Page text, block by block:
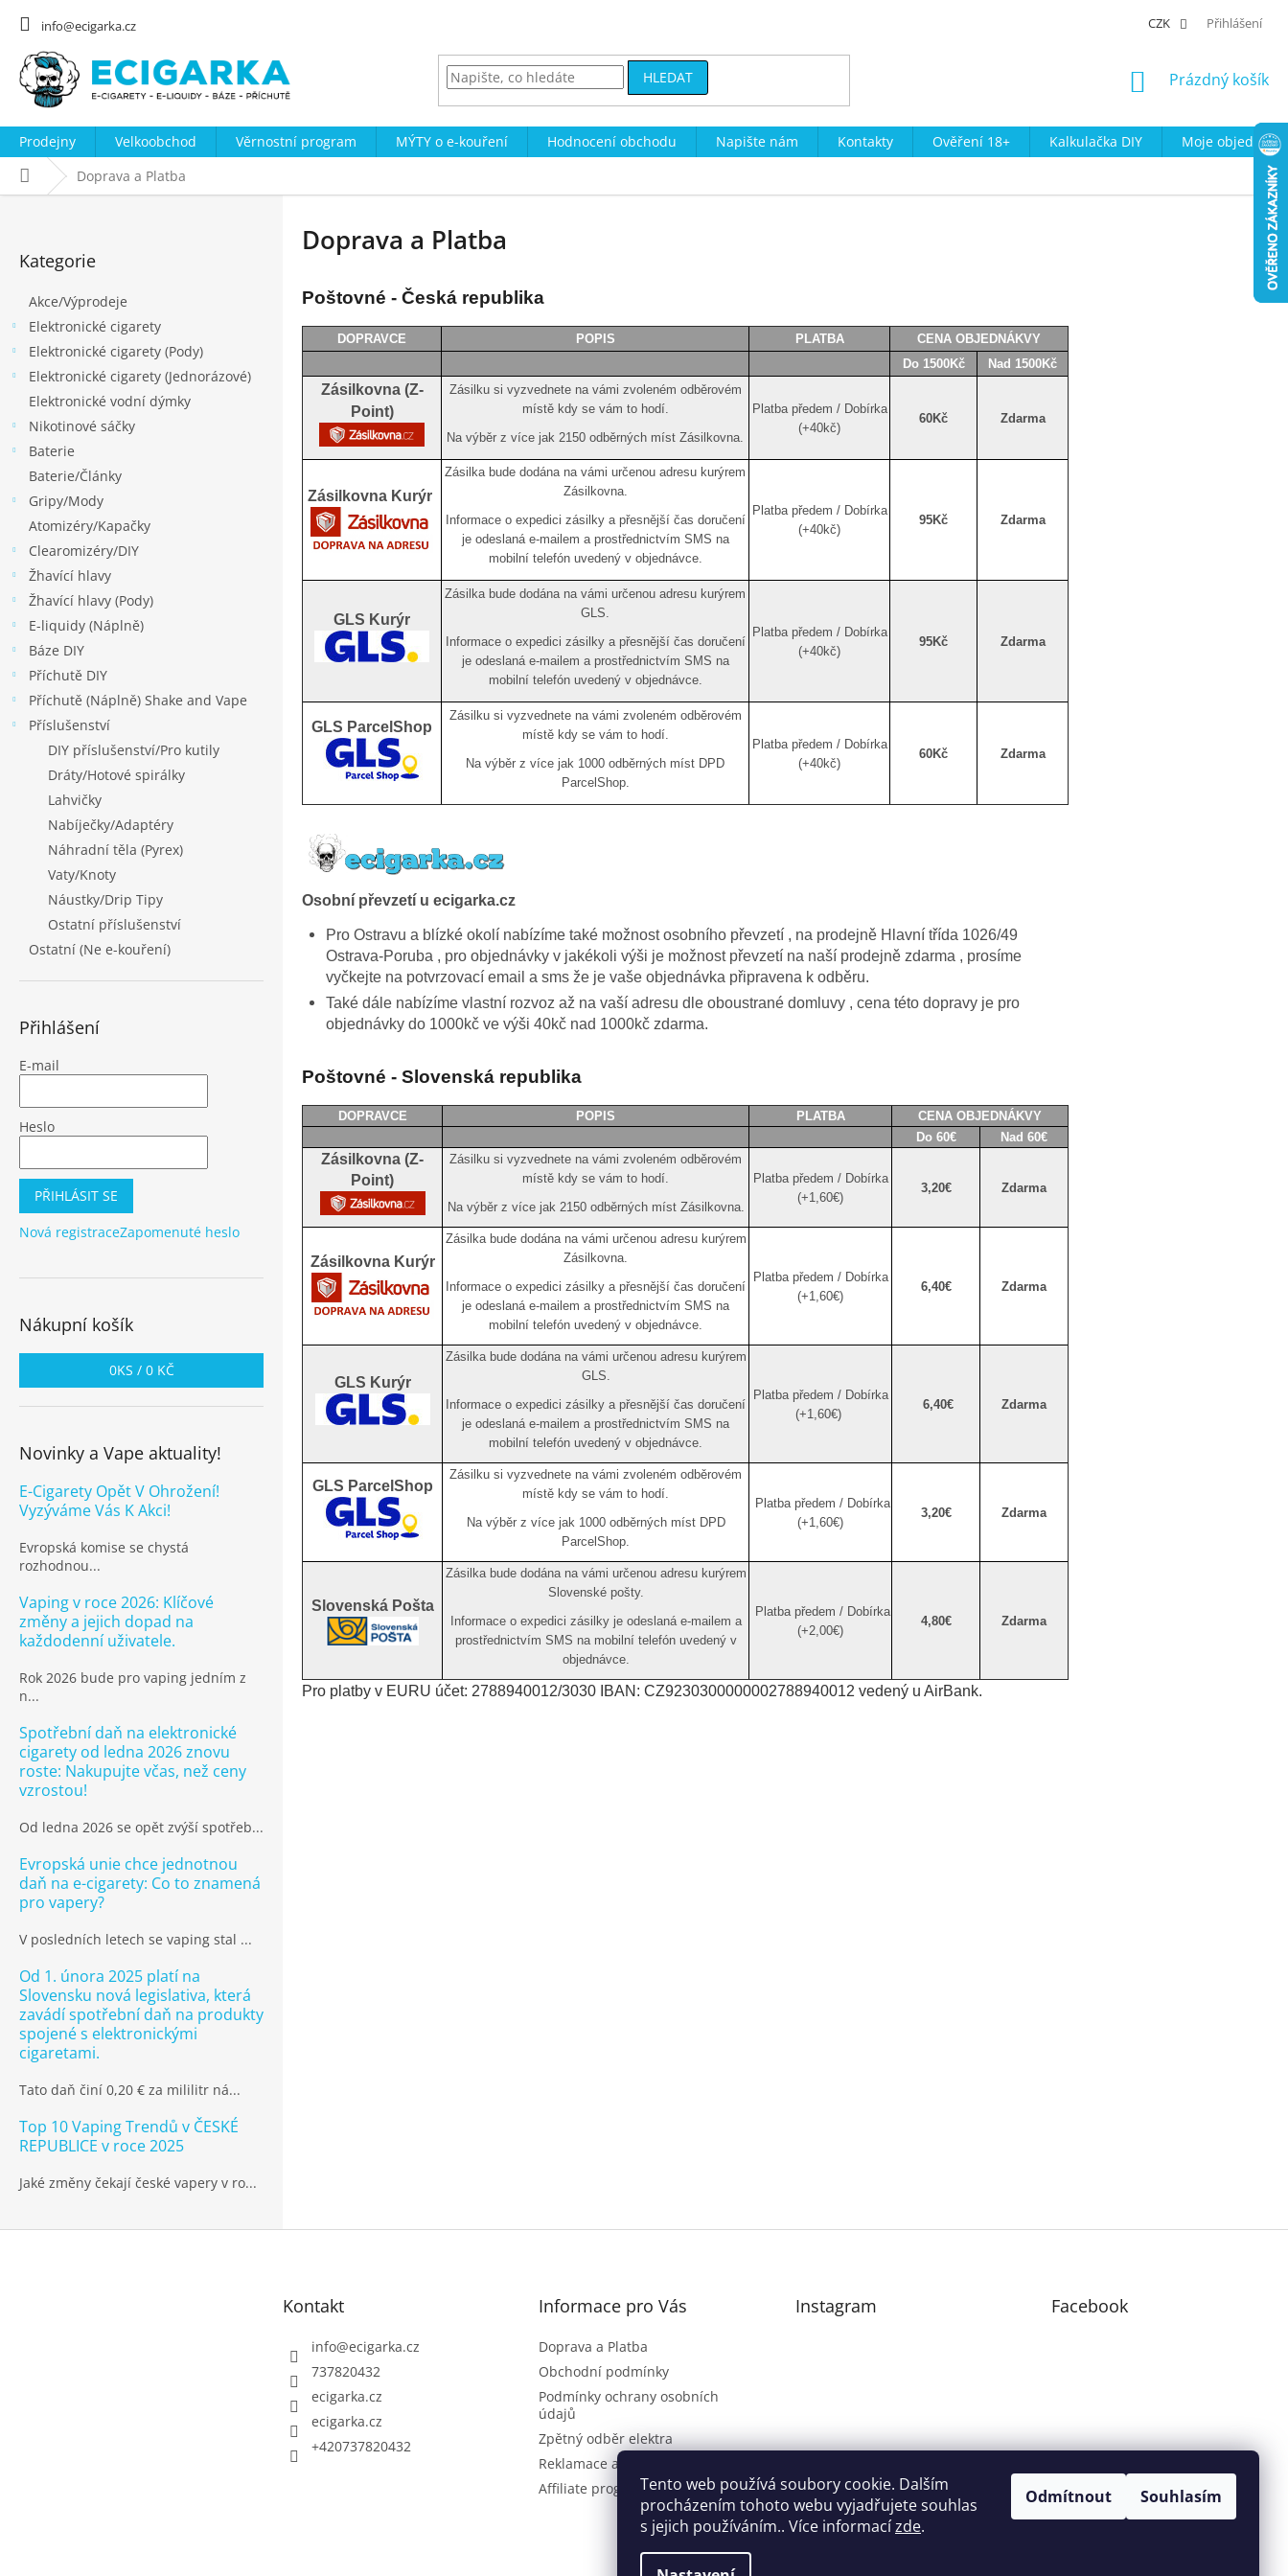
Tento web používá soubory cookie. Dalším
procházením tohoto webu vyjadřujete souhlas
s jejich používáním.. Více informacízde.
Odmítnout Souhlasím
info@ecigarka.cz CZK Přihlášení
HLEDAT
NÁKUPNÍ
Prázdný košík
Prodejny Velkoobchod Věrnostní program MÝTY o e-kouření Hodnocení obchodu Napište nám Kontakty Ověření 18+ Kalkulačka DIY
Moje
Domů Doprava a Platba
kategorie
Kategorie
Akce/Výprodeje
Elektronické cigarety
Elektronické cigarety (Pody)
Elektronické cigarety (Jednorázové)
Elektronické vodní dýmky
Nikotinové sáčky
Baterie
Baterie/Články
Gripy/Mody
Atomizéry/Kapačky
Clearomizéry/DIY
Žhavící hlavy
Žhavící hlavy (Pody)
E-liquidy (Náplně)
Báze DIY
Příchutě DIY
Příchutě (Náplně) Shake and Vape
Příslušenství
DIY příslušenství/Pro kutily
Dráty/Hotové spirálky
Lahvičky
Nabíječky/Adaptéry
Náhradní těla (Pyrex)
Vaty/Knoty
Náustky/Drip Tipy
Ostatní příslušenství
Ostatní (Ne e-kouření)
Přihlášení
E-mail
Heslo
PŘIHLÁSIT SE
Nová registraceZapomenuté heslo
Nákupní košík
0KS / 0 KČ
Novinky a Vape aktuality!
E-Cigarety Opět V Ohrožení!
Vyzýváme Vás K Akci!
Evropská komise se chystá
rozhodnou...
Vaping v roce 2026: Klíčové
změny a jejich dopad na
každodenní uživatele.
Rok 2026 bude pro vaping jedním z
n...
Spotřební daň na elektronické
cigarety od ledna 2026 znovu
roste: Nakupujte včas, než ceny
vzrostou!
Od ledna 2026 se opět zvýší spotřeb...
Evropská unie chce jednotnou
daň na e-cigarety: Co to znamená
pro vapery?
V posledních letech se vaping stal ...
Od 1. února 2025 platí na
Slovensku nová legislativa, která
zavádí spotřební daň na produkty
spojené s elektronickými
cigaretami.
Tato daň činí 0,20 € za mililitr ná...
Top 10 Vaping Trendů v ČESKÉ
REPUBLICE v roce 2025
Jaké změny čekají české vapery v ro...
Doprava a Platba
Poštovné - Česká republika
DOPRAVCE POPIS PLATBA
CENA OBJEDNÁKVY
Do 1500Kč
Nad 1500Kč
Zásilkovna (Z-
Point)
Zásilku si vyzvednete na vámi zvoleném odběrovém
místě kdy se vám to hodí.
Na výběr z více jak 2150 odběrných míst Zásilkovna.
Platba předem / Dobírka
(+40kč)
60Kč Zdarma
Zásilkovna Kurýr
Zásilka bude dodána na vámi určenou adresu kurýrem
Zásilkovna.
Informace o expedici zásilky a přesnější čas doručení
je odeslaná e-mailem a prostřednictvím SMS na
mobilní telefón uvedený v objednávce.
Platba předem / Dobírka
(+40kč)
95Kč Zdarma
GLS Kurýr
Zásilka bude dodána na vámi určenou adresu kurýrem
GLS.
Informace o expedici zásilky a přesnější čas doručení
je odeslaná e-mailem a prostřednictvím SMS na
mobilní telefón uvedený v objednávce.
Platba předem / Dobírka
(+40kč)
95Kč Zdarma
GLS ParcelShop
Zásilku si vyzvednete na vámi zvoleném odběrovém
místě kdy se vám to hodí.
Na výběr z více jak 1000 odběrných míst DPD
ParcelShop.
Platba předem / Dobírka
(+40kč)
60Kč Zdarma
Osobní převzetí u ecigarka.cz
Pro Ostravu a blízké okolí nabízíme také možnost osobního převzetí , na prodejně Hlavní třída 1026/49
Ostrava-Poruba , pro objednávky v jakékoli výši je možnost převzetí na naší prodejně zdarma , prosíme
vyčkejte na potvrzovací email a sms že je vaše objednávka připravena k odběru.
Také dále nabízíme vlastní rozvoz až na vaší adresu dle oboustrané domluvy , cena této dopravy je pro
objednávky do 1000kč ve výši 40kč nad 1000kč zdarma.
Poštovné - Slovenská republika
DOPRAVCE POPIS PLATBA
CENA OBJEDNÁKVY
Do 60€
Nad 60€
Zásilkovna (Z-
Point)
Zásilku si vyzvednete na vámi zvoleném odběrovém
místě kdy se vám to hodí.
Na výběr z více jak 2150 odběrných míst Zásilkovna.
Platba předem / Dobírka
(+1,60€)
3,20€ Zdarma
Zásilkovna Kurýr
Zásilka bude dodána na vámi určenou adresu kurýrem
Zásilkovna.
Informace o expedici zásilky a přesnější čas doručení
je odeslaná e-mailem a prostřednictvím SMS na
mobilní telefón uvedený v objednávce.
Platba předem / Dobírka
(+1,60€)
6,40€ Zdarma
GLS Kurýr
Zásilka bude dodána na vámi určenou adresu kurýrem
GLS.
Informace o expedici zásilky a přesnější čas doručení
je odeslaná e-mailem a prostřednictvím SMS na
mobilní telefón uvedený v objednávce.
Platba předem / Dobírka
(+1,60€)
6,40€ Zdarma
GLS ParcelShop
Zásilku si vyzvednete na vámi zvoleném odběrovém
místě kdy se vám to hodí.
Na výběr z více jak 1000 odběrných míst DPD
ParcelShop.
Platba předem / Dobírka
(+1,60€)
3,20€ Zdarma
Slovenská Pošta
Zásilka bude dodána na vámi určenou adresu kurýrem
Slovenské pošty.
Informace o expedici zásilky je odeslaná e-mailem a
prostřednictvím SMS na mobilní telefón uvedený v
objednávce.
Platba předem / Dobírka
(+2,00€)
4,80€ Zdarma
Pro platby v EURU účet: 2788940012/3030 IBAN: CZ9230300000002788940012 vedený u AirBank.
Kontakt
info@ecigarka.cz
737820432
ecigarka.cz
ecigarka.cz
+420737820432
Informace pro Vás
Doprava a Platba
Obchodní podmínky
Podmínky ochrany osobních
údajů
Zpětný odběr elektra
Reklamace a vrácení zboží
Affiliate program
Instagram Facebook